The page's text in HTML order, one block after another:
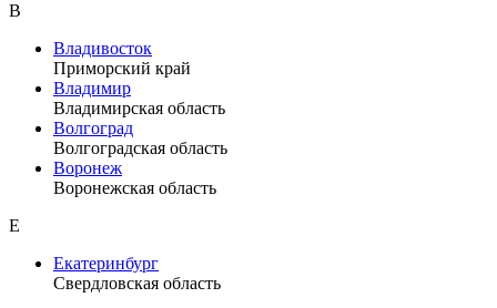
В
Владивосток
Приморский край
Владимир
Владимирская область
Волгоград
Волгоградская область
Воронеж
Воронежская область
Е
Екатеринбург
Свердловская область